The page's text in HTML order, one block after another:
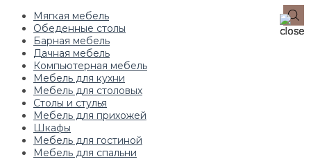
Мягкая мебель
Обеденные столы
Барная мебель
Дачная мебель
Компьютерная мебель
Мебель для кухни
Мебель для столовых
Столы и стулья
Мебель для прихожей
Шкафы
Мебель для гостиной
Мебель для спальни